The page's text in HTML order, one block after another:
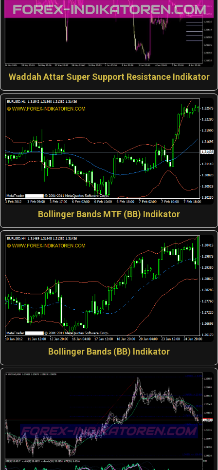
Waddah Attar Super Support Resistance Indikator
Bollinger Bands MTF (BB) Indikator
Bollinger Bands (BB) Indikator